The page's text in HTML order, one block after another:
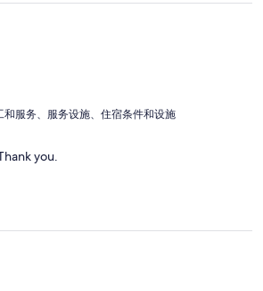
和服务、服务设施、住宿条件和设施
you.